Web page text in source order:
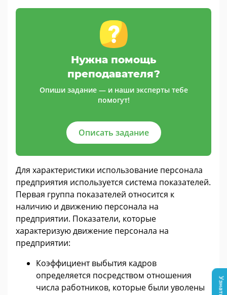
Нужна помощь
преподавателя?
Опиши задание — и наши эксперты тебе
помогут!
Описать задание
Для характеристики использование персонала
предприятия используется система показателей.
Первая группа показателей относится к
наличию и движению персонала на
предприятии. Показатели, которые
характеризую движение персонала на
предприятии:
Коэффициент выбытия кадров
определяется посредством отношения
числа работников, которые были уволены